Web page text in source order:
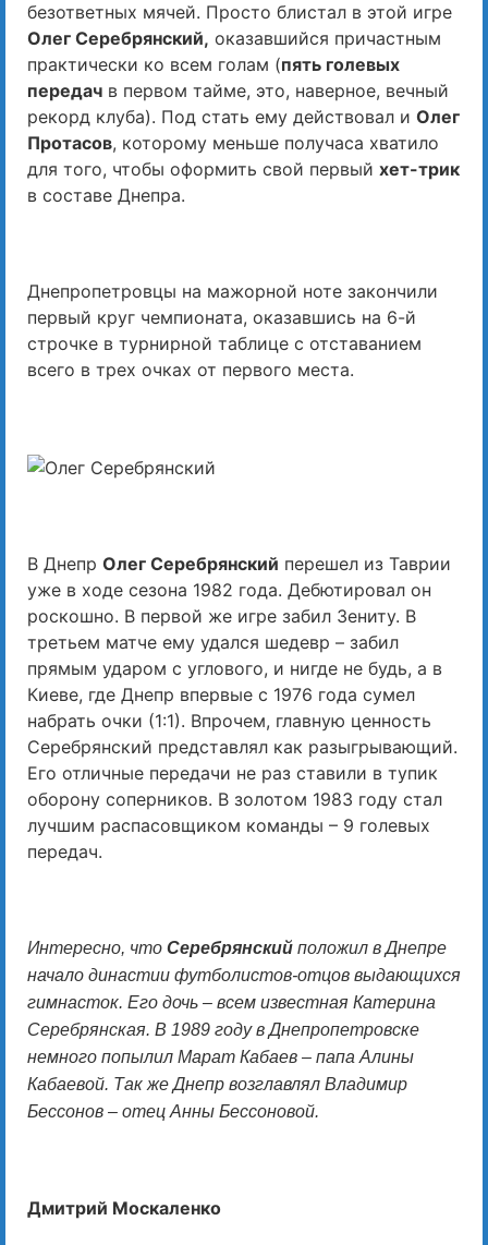
безответных мячей. Просто блистал в этой игре
Олег Серебрянский, оказавшийся причастным
практически ко всем голам (пять голевых
передач в первом тайме, это, наверное, вечный
рекорд клуба). Под стать ему действовал и Олег
Протасов, которому меньше получаса хватило
для того, чтобы оформить свой первый хет-трик
в составе Днепра.
Днепропетровцы на мажорной ноте закончили
первый круг чемпионата, оказавшись на 6-й
строчке в турнирной таблице с отставанием
всего в трех очках от первого места.
В Днепр Олег Серебрянский перешел из Таврии
уже в ходе сезона 1982 года. Дебютировал он
роскошно. В первой же игре забил Зениту. В
третьем матче ему удался шедевр – забил
прямым ударом с углового, и нигде не будь, а в
Киеве, где Днепр впервые с 1976 года сумел
набрать очки (1:1). Впрочем, главную ценность
Серебрянский представлял как разыгрывающий.
Его отличные передачи не раз ставили в тупик
оборону соперников. В золотом 1983 году стал
лучшим распасовщиком команды – 9 голевых
передач.
Интересно, что Серебрянский положил в Днепре
начало династии футболистов-отцов выдающихся
гимнасток. Его дочь – всем известная Катерина
Серебрянская. В 1989 году в Днепропетровске
немного попылил Марат Кабаев – папа Алины
Кабаевой. Так же Днепр возглавлял Владимир
Бессонов – отец Анны Бессоновой.
Дмитрий Москаленко